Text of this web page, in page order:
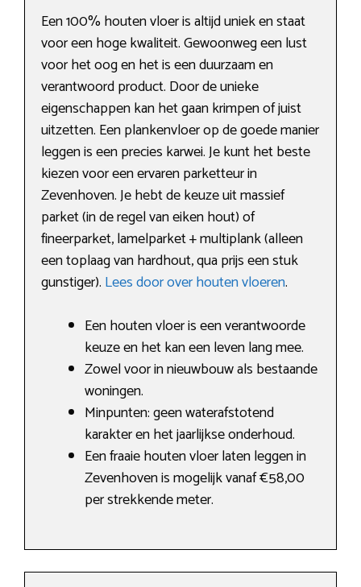
Een 100% houten vloer is altijd uniek en staat
voor een hoge kwaliteit. Gewoonweg een lust
voor het oog en het is een duurzaam en
verantwoord product. Door de unieke
eigenschappen kan het gaan krimpen of juist
uitzetten. Een plankenvloer op de goede manier
leggen is een precies karwei. Je kunt het beste
kiezen voor een ervaren parketteur in
Zevenhoven. Je hebt de keuze uit massief
parket (in de regel van eiken hout) of
fineerparket, lamelparket + multiplank (alleen
een toplaag van hardhout, qua prijs een stuk
gunstiger). Lees door over houten vloeren.
Een houten vloer is een verantwoorde
keuze en het kan een leven lang mee.
Zowel voor in nieuwbouw als bestaande
woningen.
Minpunten: geen waterafstotend
karakter en het jaarlijkse onderhoud.
Een fraaie houten vloer laten leggen in
Zevenhoven is mogelijk vanaf €58,00
per strekkende meter.